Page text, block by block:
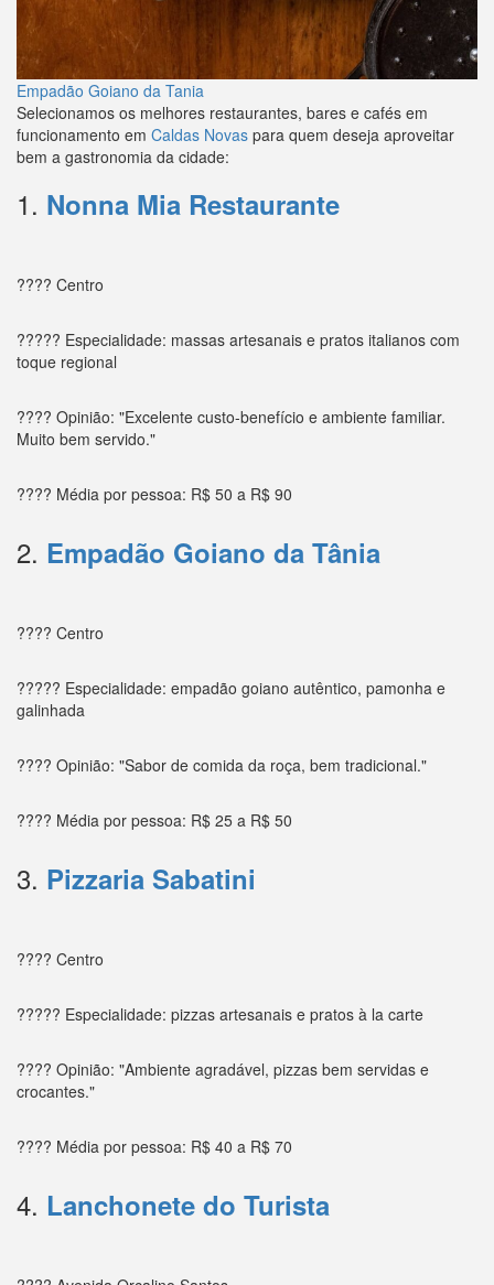
Empadão Goiano da Tania
Selecionamos os melhores restaurantes, bares e cafés em
funcionamento em Caldas Novas para quem deseja aproveitar
bem a gastronomia da cidade:
1. Nonna Mia Restaurante
???? Centro
????? Especialidade: massas artesanais e pratos italianos com
toque regional
???? Opinião: "Excelente custo-benefício e ambiente familiar.
Muito bem servido."
???? Média por pessoa: R$ 50 a R$ 90
2. Empadão Goiano da Tânia
???? Centro
????? Especialidade: empadão goiano autêntico, pamonha e
galinhada
???? Opinião: "Sabor de comida da roça, bem tradicional."
???? Média por pessoa: R$ 25 a R$ 50
3. Pizzaria Sabatini
???? Centro
????? Especialidade: pizzas artesanais e pratos à la carte
???? Opinião: "Ambiente agradável, pizzas bem servidas e
crocantes."
???? Média por pessoa: R$ 40 a R$ 70
4. Lanchonete do Turista